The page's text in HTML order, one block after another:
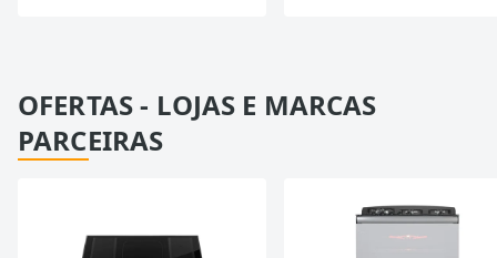
OFERTAS - LOJAS E MARCAS
PARCEIRAS